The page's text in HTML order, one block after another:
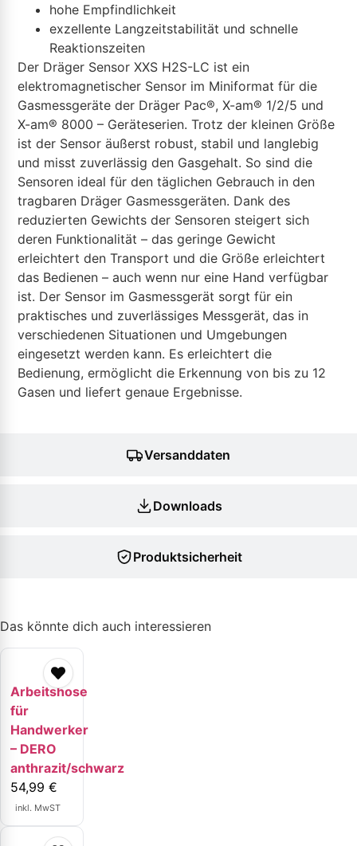
Versanddaten
Downloads
Produktsicherheit
hohe Empfindlichkeit
exzellente Langzeitstabilität und schnelle
Reaktionszeiten
Der Dräger Sensor XXS H2S-LC ist ein
elektromagnetischer Sensor im Miniformat für die
Gasmessgeräte der Dräger Pac®, X-am® 1/2/5 und
X-am® 8000 – Geräteserien. Trotz der kleinen Größe
ist der Sensor äußerst robust, stabil und langlebig
und misst zuverlässig den Gasgehalt. So sind die
Sensoren ideal für den täglichen Gebrauch in den
tragbaren Dräger Gasmessgeräten. Dank des
reduzierten Gewichts der Sensoren steigert sich
deren Funktionalität – das geringe Gewicht
erleichtert den Transport und die Größe erleichtert
das Bedienen – auch wenn nur eine Hand verfügbar
ist. Der Sensor im Gasmessgerät sorgt für ein
praktisches und zuverlässiges Messgerät, das in
verschiedenen Situationen und Umgebungen
eingesetzt werden kann. Es erleichtert die
Bedienung, ermöglicht die Erkennung von bis zu 12
Gasen und liefert genaue Ergebnisse.
Das könnte dich auch interessieren
Arbeitshose
für
Handwerker
– DERO
anthrazit/schwarz
54,99 €
inkl. MwST